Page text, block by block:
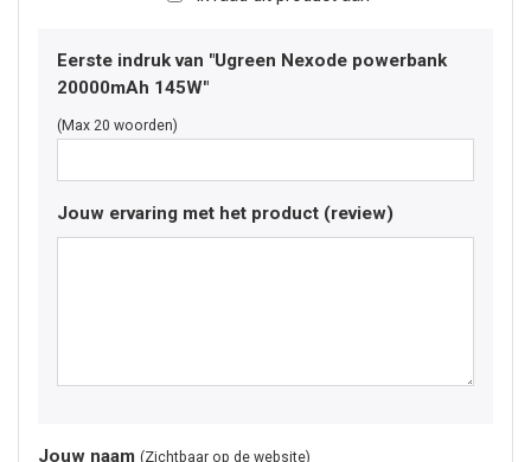
Eerste indruk van "Ugreen Nexode powerbank
20000mAh 145W"
(Max 20 woorden)
Jouw ervaring met het product (review)
Jouw naam (Zichtbaar op de website)